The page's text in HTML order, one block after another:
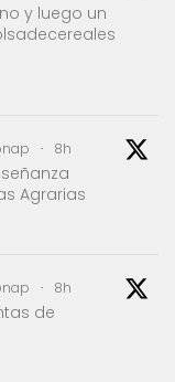
y luego un
· 8h
Agrarias
· 8h
de